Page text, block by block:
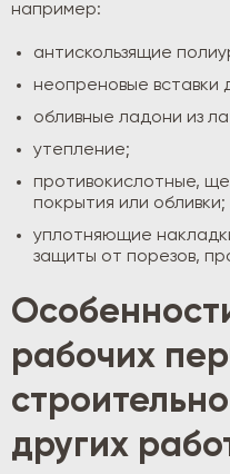
например:
антискользящие
неопреновые вставки
обливные ладони из
утепление;
противокислотные,
покрытия или обливки;
уплотняющие
защиты от порезов,
рабочих
других